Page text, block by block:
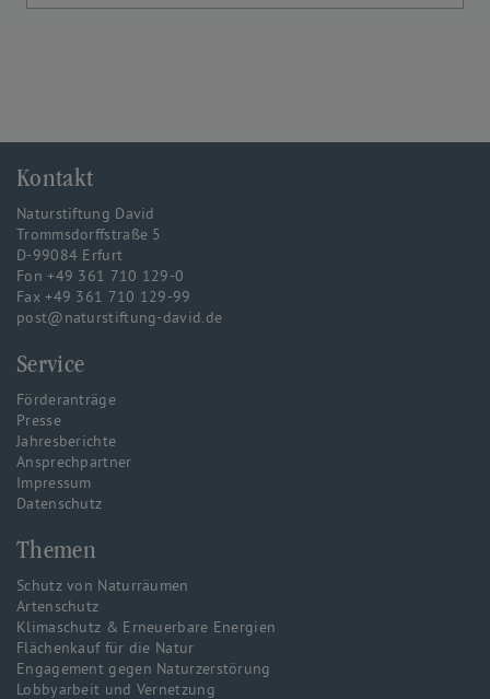
Kontakt
Naturstiftung David
Trommsdorffstraße 5
D-99084 Erfurt
Fon +49 361 710 129-0
Fax +49 361 710 129-99
post@naturstiftung-david.de
Service
Förderanträge
Presse
Jahresberichte
Ansprechpartner
Impressum
Datenschutz
Themen
Schutz von Naturräumen
Artenschutz
Klimaschutz & Erneuerbare Energien
Flächenkauf für die Natur
Engagement gegen Naturzerstörung
Lobbyarbeit und Vernetzung